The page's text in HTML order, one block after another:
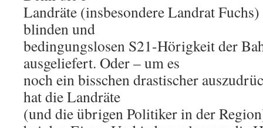
Landräte (insbesondere Landrat
blinden und
bedingungslosen S21-Hörigkeit der
ausgeliefert. Oder – um es
noch ein bisschen drastischer
hat die Landräte
(und die übrigen Politiker in der